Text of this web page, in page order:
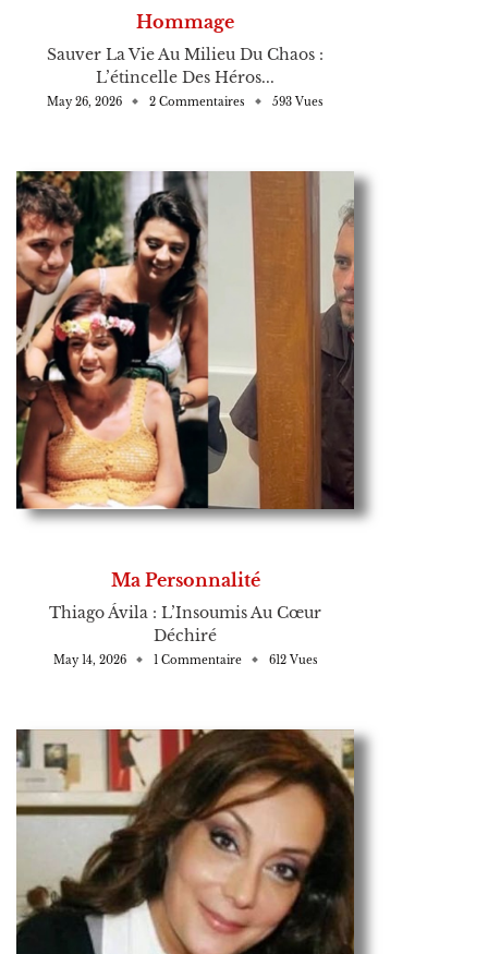
Hommage
Sauver La Vie Au Milieu Du Chaos :
L’étincelle Des Héros...
May 26, 2026 2 Commentaires 593 Vues
Ma Personnalité
Thiago Ávila : L’Insoumis Au Cœur
Déchiré
May 14, 2026 1 Commentaire 612 Vues